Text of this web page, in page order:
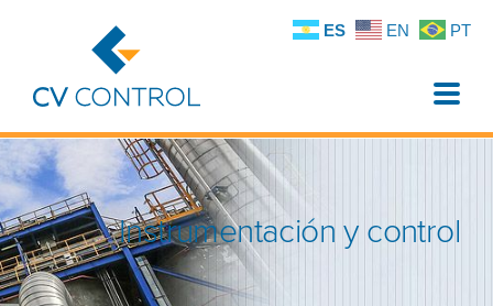
Toggle
Instrumentación y control
ES EN PT